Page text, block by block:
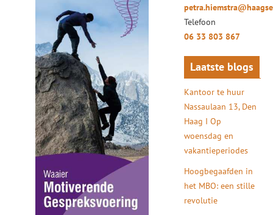
Telefoon
06 33 803 867
Laatste blogs
Kantoor te huur
Nassaulaan 13, Den
Haag I Op
woensdag en
vakantieperiodes
Hoogbegaafden in
het MBO: een stille
revolutie